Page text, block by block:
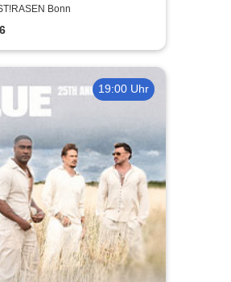
Twenty Six
Bonn
19:00 Uhr